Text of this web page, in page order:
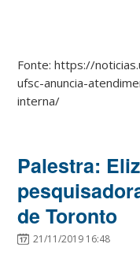
Fonte: https://
ufsc-anuncia-
interna/
Palestra:
de Toronto
21/11/2019 16:48